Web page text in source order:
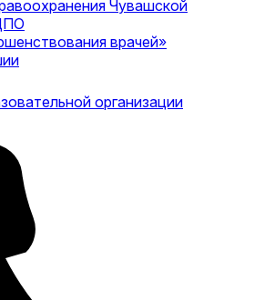
Чувашской
врачей»
организации